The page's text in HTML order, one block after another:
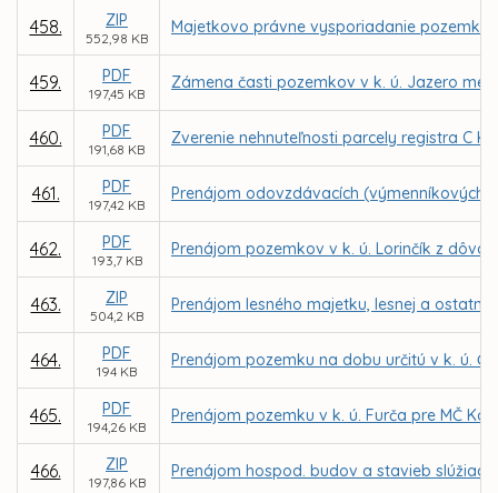
458. ZIP
552,98 KB
Majetkovo právne vysporiadanie
459. PDF
197,45 KB
Zámena časti pozemkov v k. ú. Jazero
460. PDF
191,68 KB
Zverenie nehnuteľnosti parcely registra C
461. PDF
197,42 KB
Prenájom odovzdávacích (výmenníkových)
462. PDF
193,7 KB
Prenájom pozemkov v k. ú. Lorinčík z
463. ZIP
504,2 KB
Prenájom lesného majetku, lesnej a
464. PDF
194 KB
Prenájom pozemku na dobu určitú v k. ú.
465. PDF
194,26 KB
Prenájom pozemku v k. ú. Furča pre MČ
466. ZIP
197,86 KB
Prenájom hospod. budov a stavieb